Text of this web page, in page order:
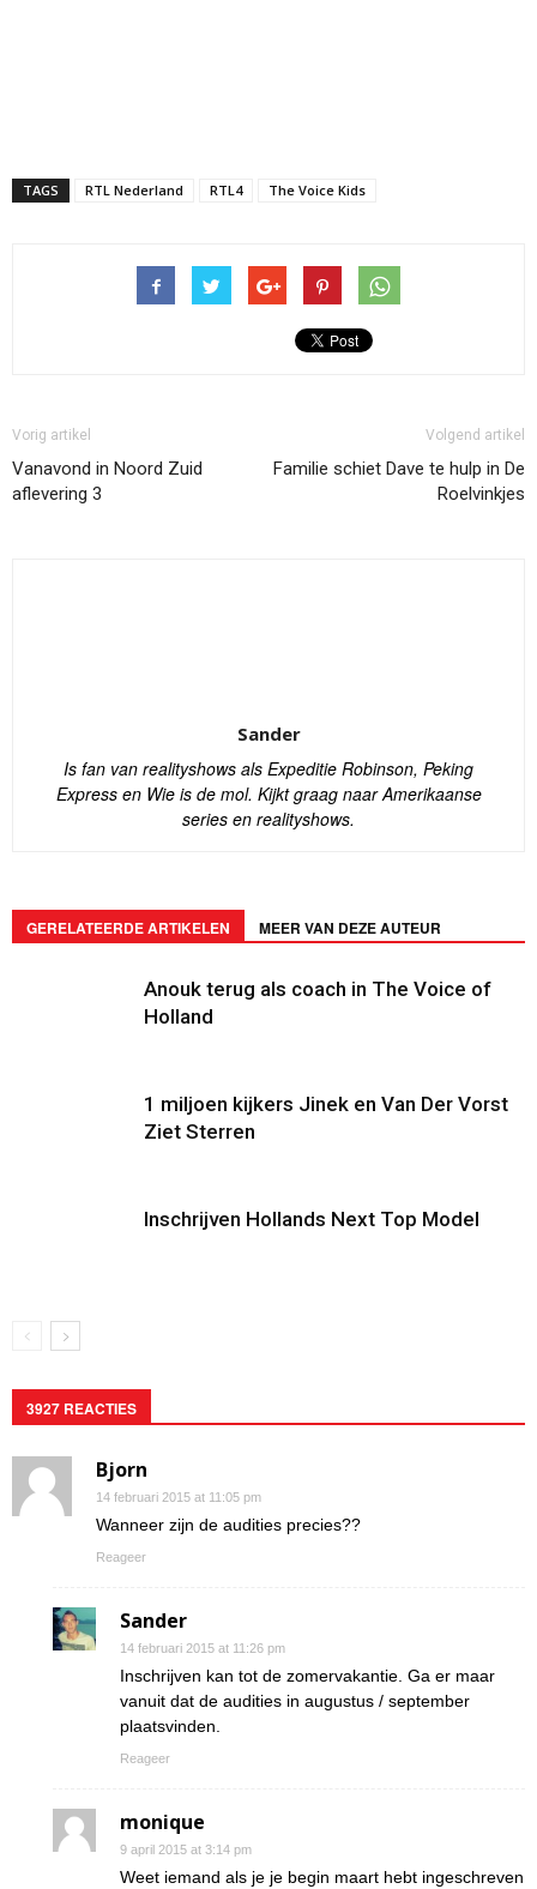
TAGS RTL Nederland RTL4 The Voice Kids
Vorig artikel
Vanavond in Noord Zuid
aflevering 3
Volgend artikel
Familie schiet Dave te hulp in De
Roelvinkjes
Sander
Is fan van realityshows als Expeditie Robinson, Peking
Express en Wie is de mol. Kijkt graag naar Amerikaanse
series en realityshows.
GERELATEERDE ARTIKELEN MEER VAN DEZE AUTEUR
Anouk terug als coach in The Voice of
Holland
1 miljoen kijkers Jinek en Van Der Vorst
Ziet Sterren
Inschrijven Hollands Next Top Model
3927 REACTIES
Bjorn
14 februari 2015 at 11:05 pm
Wanneer zijn de audities precies??
Reageer
Sander
14 februari 2015 at 11:26 pm
Inschrijven kan tot de zomervakantie. Ga er maar
vanuit dat de audities in augustus / september
plaatsvinden.
Reageer
monique
9 april 2015 at 3:14 pm
Weet iemand als je je begin maart hebt ingeschreven